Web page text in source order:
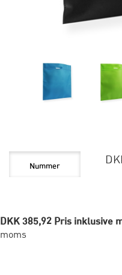
DKK 385,92 Pris inklusive
moms